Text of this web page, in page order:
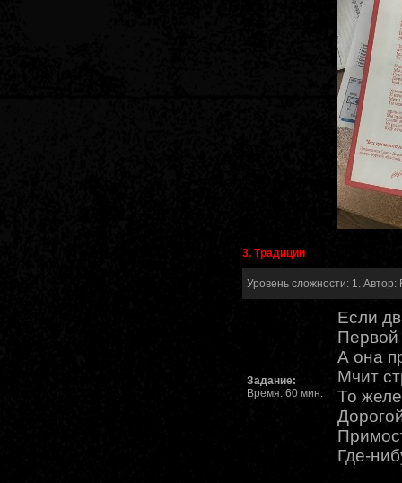
3. Традиции
Уровень сложности: 1. Автор:
Задание:
Время: 60 мин.
Если
Первой
А она
Мчит
То
Где-